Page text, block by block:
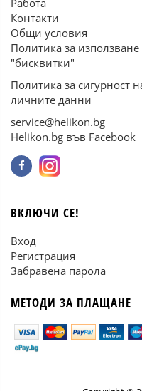
Работа
Контакти
Общи условия
Политика за
"бисквитки"
Политика за сигурност
личните данни
service@helikon.bg
Helikon.bg във Facebook
ВКЛЮЧИ СЕ!
Вход
Регистрация
Забравена парола
МЕТОДИ ЗА ПЛАЩАНЕ